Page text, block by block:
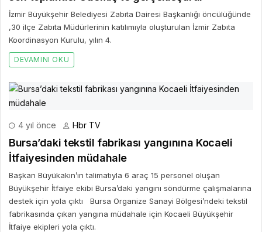
İzmir Büyükşehir Belediyesi Zabıta Dairesi Başkanlığı öncülüğünde
,30 ilçe Zabıta Müdürlerinin katılımıyla oluşturulan İzmir Zabıta
Koordinasyon Kurulu, yılın 4.
DEVAMINI OKU
4 yıl önce Hbr TV
Bursa’daki tekstil fabrikası yangınına Kocaeli
İtfaiyesinden müdahale
Başkan Büyükakın’ın talimatıyla 6 araç 15 personel oluşan
Büyükşehir İtfaiye ekibi Bursa’daki yangını söndürme çalışmalarına
destek için yola çıktı Bursa Organize Sanayi Bölgesi’ndeki tekstil
fabrikasında çıkan yangına müdahale için Kocaeli Büyükşehir
İtfaiye ekipleri yola çıktı.